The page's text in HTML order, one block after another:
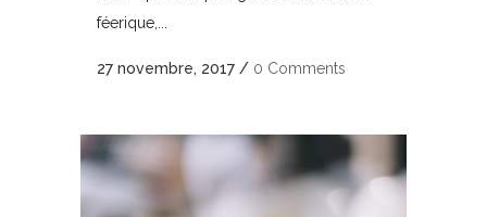
féerique,...
27 novembre, 2017 / 0 Comments